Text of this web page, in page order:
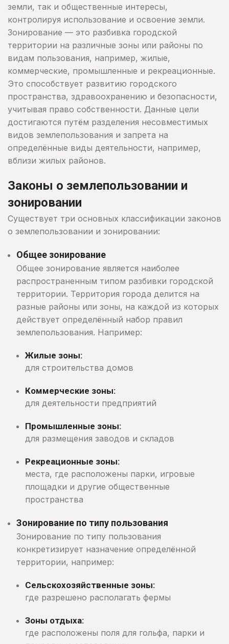
земли, так и общественные интересы,
контролируя использование и освоение земли.
Зонирование — это разбивка городской
территории на различные зоны или районы по
видам пользования, например, жилые,
коммерческие, промышленные и рекреационные.
Это способствует развитию городского
пространства, здравоохранению и безопасности,
учитывая право собственности. Данные цели
достигаются путём разделения несовместимых
видов землепользования и запрета на
определённые виды деятельности, например,
вблизи жилых районов.
Законы о землепользовании и
зонировании
Существует три основных классификации законов
о землепользовании и зонировании:
Общее зонирование
Общее зонирование является наиболее
распространенным типом разбивки городской
территории. Территория города делится на
разные районы или зоны, на каждой из которых
действует определённый набор правил
землепользования. Например:
Жилые зоны:
для строительства домов
Коммерческие зоны:
для деятельности предприятий
Промышленные зоны:
для размещения заводов и складов
Рекреационные зоны:
места, где расположены парки, игровые
площадки и другие общественные
пространства
Зонирование по типу пользования
Зонирование по типу пользования
конкретизирует назначение определённой
территории, например:
Сельскохозяйственные зоны:
где разрешено располагать фермы
Зоны отдыха:
где расположены поля для гольфа, парки и